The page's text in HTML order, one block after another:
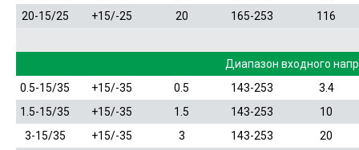
20-15/25
+15/-25 20 165-253 116
Диапазон входного
0.5-15/35
+15/-35 0.5 143-253
3.4
1.5-15/35
+15/-35 1.5 143-253
10
3-15/35
+15/-35 3 143-253
20